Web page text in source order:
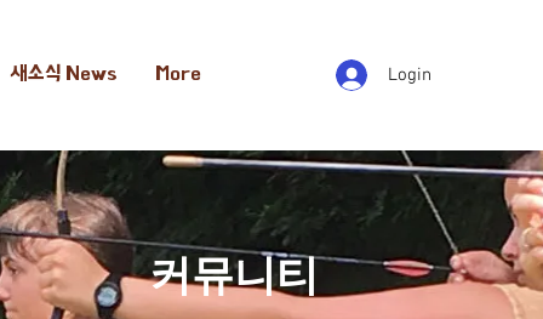
새소식 News More Login
​커뮤니티